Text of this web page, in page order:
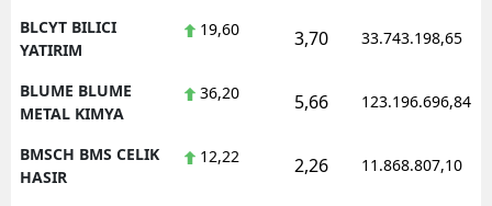
BLCYT BILICI
YATIRIM
19,60 3,70 33.743.198,65
BLUME BLUME
METAL KIMYA
36,20 5,66 123.196.696,84
BMSCH BMS CELIK
HASIR
12,22 2,26 11.868.807,10